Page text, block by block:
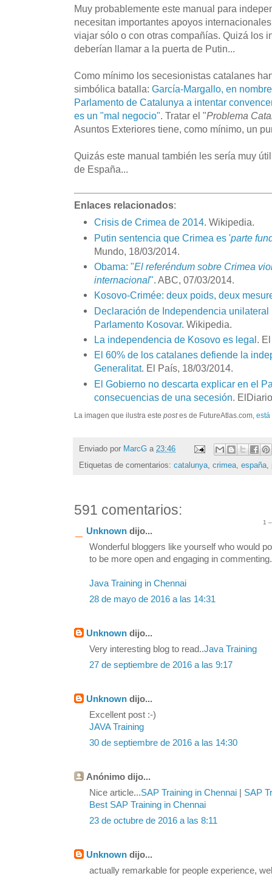
Muy probablemente este manual para
necesitan importantes apoyos
viajar sólo o con otras compañías. Quizá los
deberían llamar a la puerta de Putin...
Como mínimo los secesionistas catalanes
simbólica batalla: García-Margallo, en
Parlamento de Catalunya a intentar
es un "mal negocio". Tratar el "Problema
Asuntos Exteriores tiene, como mínimo, un
Quizás este manual también les sería muy
de España...
Enlaces relacionados:
Crisis de Crimea de 2014. Wikipedia.
Putin sentencia que Crimea es 'parte
Mundo, 18/03/2014.
Obama: "El referéndum sobre Crimea
internacional". ABC, 07/03/2014.
Kosovo-Crimée: deux poids, deux
Declaración de Independencia
Parlamento Kosovar. Wikipedia.
La independencia de Kosovo es legal.
El 60% de los catalanes defiende la
Generalitat. El País, 18/03/2014.
El Gobierno no descarta explicar en el
consecuencias de una secesión .
La imagen que ilustra este postes de FutureAtlas.com, está
Enviado por MarcG a 23:46
Etiquetas de comentarios: catalunya, crimea, españa,
591 comentarios:
1
Unknown dijo...
Wonderful bloggers like yourself who would
to be more open and engaging in
Java Training in Chennai
28 de mayo de 2016 a las 14:31
Unknown dijo...
Very interesting blog to read..Java Training
27 de septiembre de 2016 a las 9:17
Unknown dijo...
Excellent post :-)
JAVA Training
30 de septiembre de 2016 a las 14:30
Anónimo dijo...
Nice article...SAP Training in Chennai
SAP
Best SAP Training in Chennai
23 de octubre de 2016 a las 8:11
Unknown dijo...
actually remarkable for people experience,